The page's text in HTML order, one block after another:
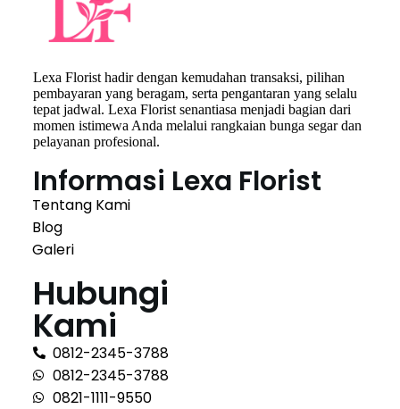
Lexa Florist hadir dengan kemudahan transaksi, pilihan
pembayaran yang beragam, serta pengantaran yang selalu
tepat jadwal. Lexa Florist senantiasa menjadi bagian dari
momen istimewa Anda melalui rangkaian bunga segar dan
pelayanan profesional.
Informasi Lexa Florist
Tentang Kami
Blog
Galeri
Hubungi
Kami
0812-2345-3788
0812-2345-3788
0821-1111-9550